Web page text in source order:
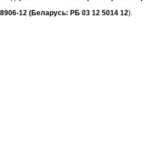
12 (Беларусь: РБ 03 12 5014 12).